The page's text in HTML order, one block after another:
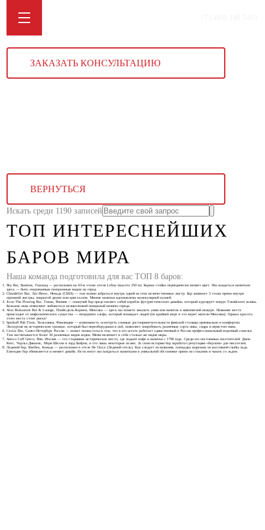
ЗАКАЗАТЬ КОНСУЛЬТАЦИЮ
ВЕРНУТЬСЯ
Искать среди 1190 записей
ТОП ИНТЕРЕСНЕЙШИХ
БАРОВ МИРА
Наша команда подготовила для вас ТОП 8 баров:
Sky Bar, Бангкок, Таиланд — расположен на 63-м этаже отеля Lebua (высота 250 м). Барная стойка периодически меняет цвет. Наслаждаться напитком
здесь — быть очарованным панорамным видом на город.
Chandelier Bar, Лас-Вегас, Невада (США) — там можно забраться внутрь одной из этих величественных люстр. Бар занимает 3 этажа прямо внутри
огромной люстры, покрытой двумя млн кристаллов. Многие напитки вдохновлены молекулярной кухней.
Jicoo The Floating Bar, Токио, Япония — плавучий бар представляет собой корабль футуристического дизайна, который курсирует вокруг Токийского залива.
Большие окна позволяют любоваться великолепной панорамой ночного города.
Alux Restaurant Bar & Lounge, Плайя-дель-Кармен, Мексика — здесь вы можете заказать ужин или напиток в живописной пещере. Название места
происходит от мифологического существа — пещерного эльфа, который похищает людей (по крайней мере в это верят жители Мексики). Однако красота
этого места стоит риска!
Sprakoff Pub Tram, Хельсинки, Финляндия — возможность осмотреть главные достопримечательности финской столицы оригинально и комфортно.
Экскурсия на историческом трамвае, который был переоборудован в паб, позволяет попробовать различные сорта пива, сидра и игристого вина.
Caviar Bar, Санкт-Петербург, Россия — может похвастаться тем, что в его штате работает единственный в России профессиональный водочный сомелье.
Там насчитывается более 30 различных видов водки. Меню включает в себя столько же видов икры.
Antico Caff Greco, Рим, Италия — это старинное историческое место, где подают кофе и напитки с 1790 года. Среди его постоянных посетителей: Джон
Китс, Чарльз Диккенс, Мэри Шелли и лорд Байрон, и это лишь некоторые из них. За свою историю бар заработал репутацию «берлоги» для писателей.
Ледяной бар, Квебек, Канада — расположен в отеле De Glace (Ледяной отель). Как следует из названия, площадка вырезана из массивной глыбы льда.
Ежегодно бар обновляется и меняет дизайн. Гости могут наслаждаться напитками в уникальной обстановке прямо из стаканов и чашек со льдом.